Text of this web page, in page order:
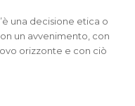
una decisione etica o
un avvenimento, con
orizzonte e con ciò